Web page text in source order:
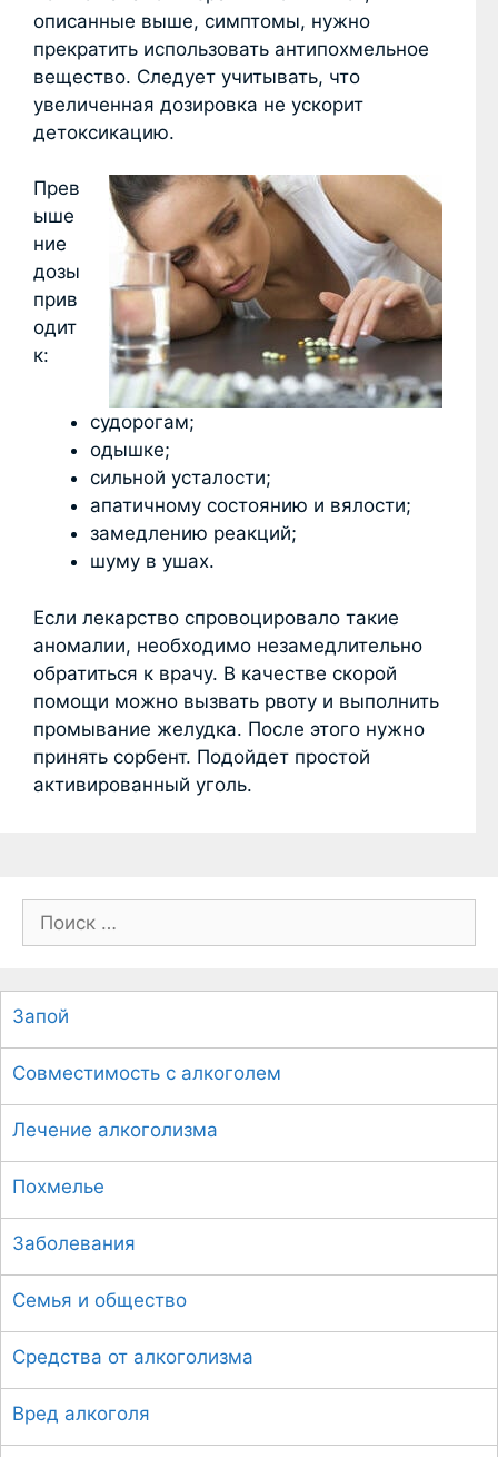
описанные выше, симптомы, нужно
прекратить использовать антипохмельное
вещество. Следует учитывать, что
увеличенная дозировка не ускорит
детоксикацию.
Прев
ыше
ние
дозы
прив
одит
к:
судорогам;
одышке;
сильной усталости;
апатичному состоянию и вялости;
замедлению реакций;
шуму в ушах.
Если лекарство спровоцировало такие
аномалии, необходимо незамедлительно
обратиться к врачу. В качестве скорой
помощи можно вызвать рвоту и выполнить
промывание желудка. После этого нужно
принять сорбент. Подойдет простой
активированный уголь.
о
с
к
:
Запой
Совместимость с алкоголем
Лечение алкоголизма
Похмелье
Заболевания
Семья и общество
Средства от алкоголизма
Вред алкоголя